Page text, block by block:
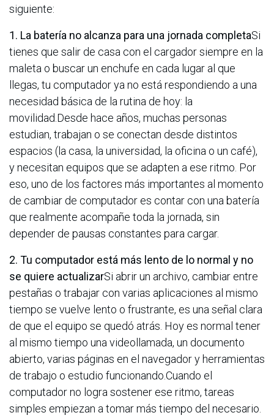
siguiente:
1. La batería no alcanza para una jornada completaSi
tienes que salir de casa con el cargador siempre en la
maleta o buscar un enchufe en cada lugar al que
llegas, tu computador ya no está respondiendo a una
necesidad básica de la rutina de hoy: la
movilidad.Desde hace años, muchas personas
estudian, trabajan o se conectan desde distintos
espacios (la casa, la universidad, la oficina o un café),
y necesitan equipos que se adapten a ese ritmo. Por
eso, uno de los factores más importantes al momento
de cambiar de computador es contar con una batería
que realmente acompañe toda la jornada, sin
depender de pausas constantes para cargar.
2. Tu computador está más lento de lo normal y no
se quiere actualizarSi abrir un archivo, cambiar entre
pestañas o trabajar con varias aplicaciones al mismo
tiempo se vuelve lento o frustrante, es una señal clara
de que el equipo se quedó atrás. Hoy es normal tener
al mismo tiempo una videollamada, un documento
abierto, varias páginas en el navegador y herramientas
de trabajo o estudio funcionando.Cuando el
computador no logra sostener ese ritmo, tareas
simples empiezan a tomar más tiempo del necesario.